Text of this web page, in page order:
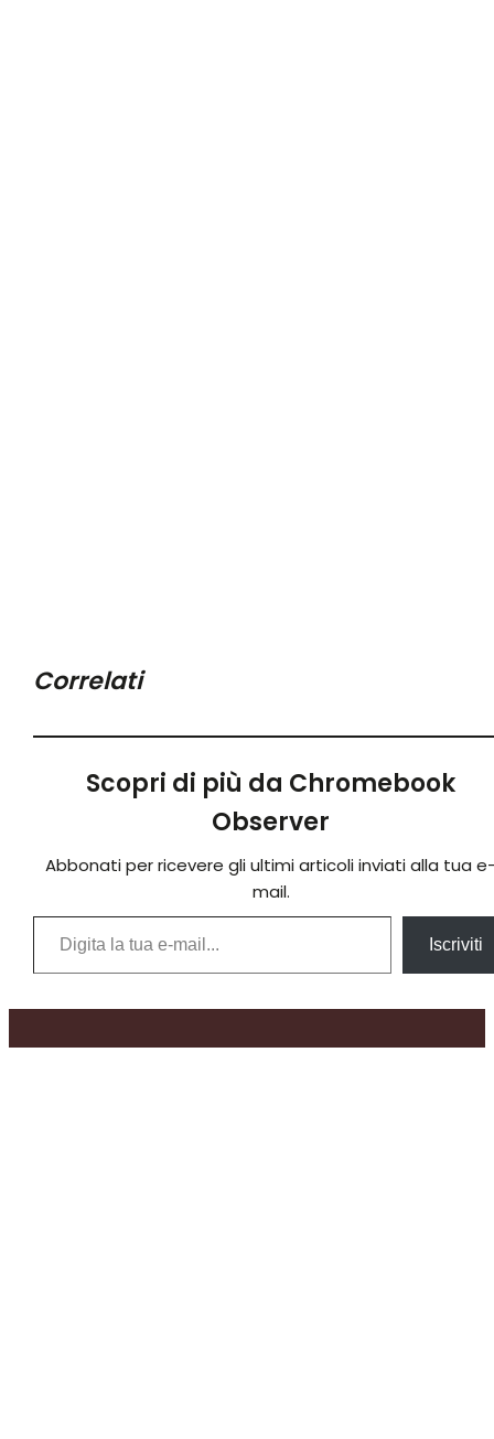
Correlati
Scopri di più da Chromebook
Observer
Abbonati per ricevere gli ultimi articoli inviati alla tua
mail.
Digita la tua e-mail...
Iscriviti